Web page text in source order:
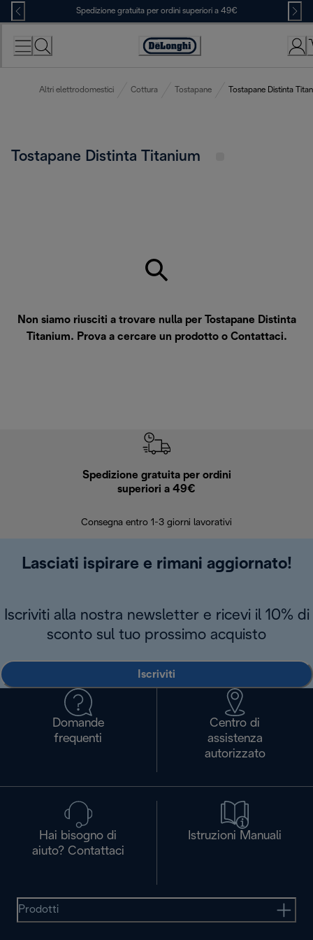
Skip
to
Content
Spedizione gratuita per ordini superiori a 49€
Accessibility
Altri elettrodomestici Cottura Tostapane Tostapane Distinta
Tostapane Distinta Titanium
Non siamo riusciti a trovare nulla per Tostapane Distinta
Titanium. Prova a cercare un prodotto o Contattaci.
Spedizione gratuita per ordini
superiori a 49€
Consegna entro 1-3 giorni lavorativi
Lasciati ispirare e rimani aggiornato!
Iscriviti alla nostra newsletter e ricevi il 10% di
sconto sul tuo prossimo acquisto
Iscriviti
Domande
frequenti
Centro di
assistenza
autorizzato
Hai bisogno di
aiuto? Contattaci
Istruzioni Manuali
Prodotti